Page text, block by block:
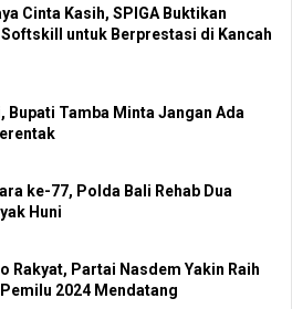
Cinta Kasih, SPIGA Buktikan
untuk Berprestasi di Kancah
Bupati Tamba Minta Jangan Ada
ke-77, Polda Bali Rehab Dua
Huni
Rakyat, Partai Nasdem Yakin Raih
2024 Mendatang